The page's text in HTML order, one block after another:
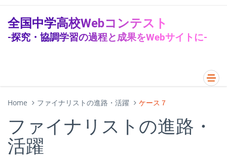
全国中学高校Webコンテスト
-探究・協調学習の過程と成果をWebサイトに-
Home ファイナリストの進路・活躍 ケース７
ファイナリストの進路・
活躍